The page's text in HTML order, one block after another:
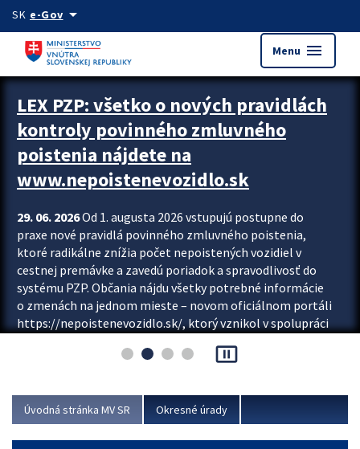
Preskocit na hlavný obsah
SK e-Govarrow_drop_down
Menu menu
Zastavit automatický posun upútavok
LEX PZP: všetko o nových pravidlách
kontroly povinného zmluvného
poistenia nájdete na
www.nepoistenevozidlo.sk
29. 06. 2026Od 1. augusta 2026 vstupujú postupne do
praxe nové pravidlá povinného zmluvného poistenia,
ktoré radikálne znížia počet nepoistených vozidiel v
cestnej premávke a zavedú poriadok a spravodlivosť do
systému PZP. Občania nájdu všetky potrebné informácie
o zmenách na jednom mieste – novom oficiálnom portáli
https://nepoistenevozidlo.sk/, ktorý vznikol v spolupráci
asociácie poisťovní (SLASPO) a Ministerstva vnútra SR.
Viac
pause_presentation
Úvodná stránka MV SR Okresné úrady